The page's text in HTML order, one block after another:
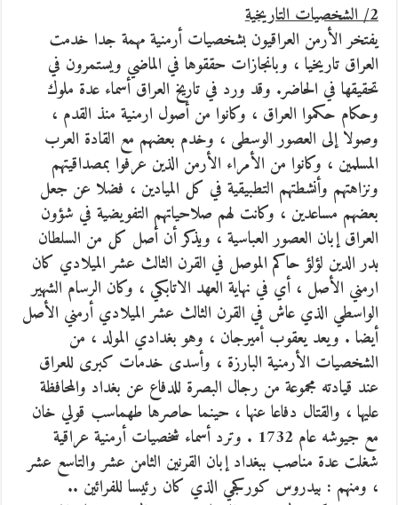
2/ الشخصيات التاريخية
يفتخر الأرمن العراقيون بشخصيات أرمنية مهمة جدا خدمت
العراق تاريخيا ، وبانجازات حققوها في الماضي ويستمرون في
تحقيقها في الحاضر. وقد ورد في تاريخ العراق أسماء عدة ملوك
وحكام حكموا العراق ، وكانوا من أصول ارمنية منذ القدم ،
وصولا إلى العصور الوسطى ، وخدم بعضهم مع القادة العرب
المسلمين ، وكانوا من الأمراء الأرمن الذين عرفوا بمصداقيتهم
ونزاهتهم وأنشطتهم التطبيقية في كل الميادين ، فضلا عن جعل
بعضهم مساعدين ، وكانت لهم صلاحياتهم التفويضية في شؤون
العراق إبان العصور العباسية ، ويذكر أن أصل كل من السلطان
بدر الدين لؤلؤ حاكم الموصل في القرن الثالث عشر الميلادي كان
ارمني الأصل ، أي في نهاية العهد الاتابكي ، وكان الرسام الشهير
الواسطي الذي عاش في القرن الثالث عشر الميلادي أرمني الأصل
أيضا . ويعد يعقوب أميرجان ، وهو بغدادي المولد ، من
الشخصيات الأرمنية البارزة ، وأسدى خدمات كبرى للعراق
عند قيادته مجموعة من رجال البصرة للدفاع عن بغداد والمحافظة
عليها ، والقتال دفاعا عنها ، حينما حاصرها طهماسب قولي خان
مع جيوشه عام 1732 . وترد أسماء شخصيات أرمنية عراقية
شغلت عدة مناصب ببغداد إبان القرنين الثامن عشر والتاسع عشر
، ومنهم : بيدروس كوركجي الذي كان رئيسا للفرائين ..